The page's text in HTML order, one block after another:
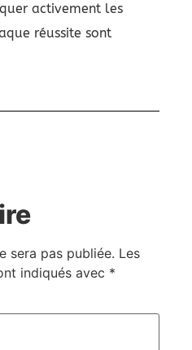
activement les
réussite sont
sera pas publiée. Les
indiqués avec *